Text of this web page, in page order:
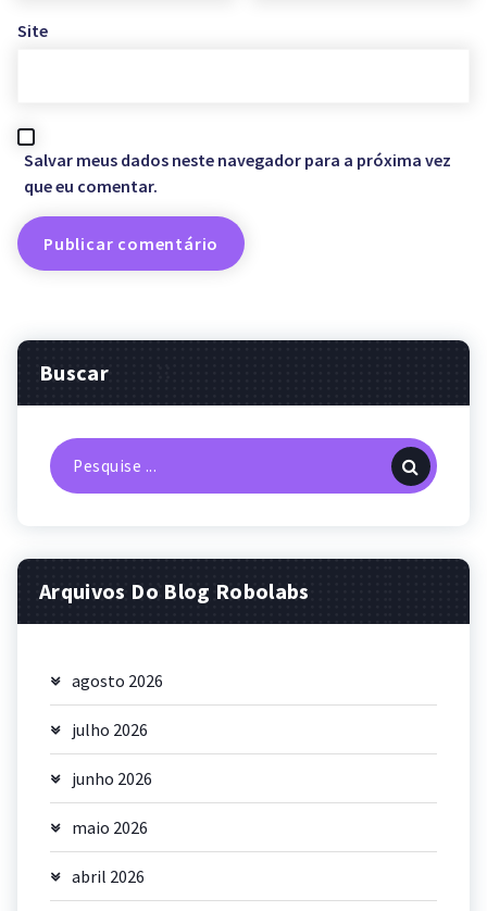
Site
Salvar meus dados neste navegador para a próxima vez
que eu comentar.
Buscar
Pesquisa
por:
Arquivos Do Blog Robolabs
agosto 2026
julho 2026
junho 2026
maio 2026
abril 2026